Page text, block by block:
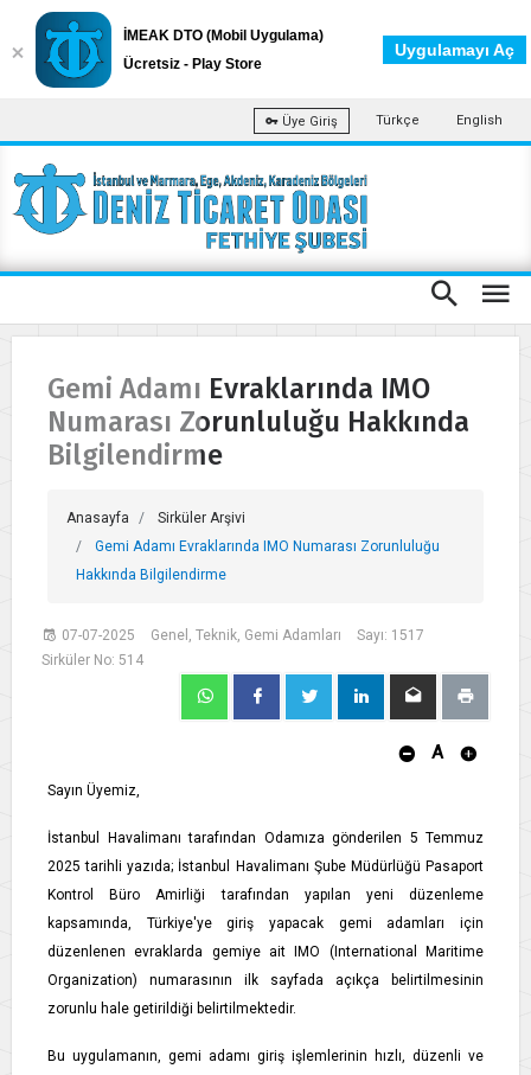
Üye Giriş Türkçe English
Gemi Adamı Evraklarında IMO
Numarası Zorunluluğu Hakkında
Bilgilendirme
Anasayfa
Sirküler Arşivi
Gemi Adamı Evraklarında IMO Numarası Zorunluluğu
Hakkında Bilgilendirme
07-07-2025 Genel, Teknik, Gemi Adamları
Sayı: 1517
Sirküler No: 514
A
Sayın Üyemiz,
İstanbul Havalimanı tarafından Odamıza gönderilen 5 Temmuz
2025 tarihli yazıda; İstanbul Havalimanı Şube Müdürlüğü Pasaport
Kontrol Büro Amirliği tarafından yapılan yeni düzenleme
kapsamında, Türkiye'ye giriş yapacak gemi adamları için
düzenlenen evraklarda gemiye ait IMO (International Maritime
Organization) numarasının ilk sayfada açıkça belirtilmesinin
zorunlu hale getirildiği belirtilmektedir.
Bu uygulamanın, gemi adamı giriş işlemlerinin hızlı, düzenli ve
İMEAK DTO (Mobil Uygulama)
Ücretsiz - Play Store
Uygulamayı Aç